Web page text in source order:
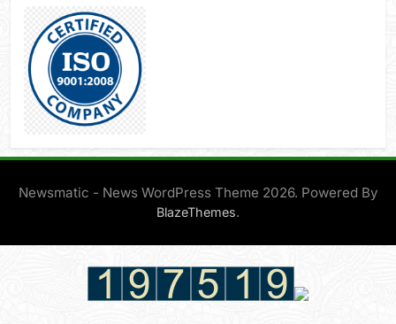
Newsmatic - News WordPress Theme 2026. Powered By
BlazeThemes.